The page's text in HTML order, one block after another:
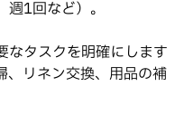
週1回など）。
なタスクを明確にします
、リネン交換、用品の補